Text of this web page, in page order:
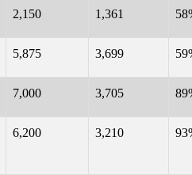
2,150 1,361
5,875 3,699
7,000 3,705
6,200 3,210